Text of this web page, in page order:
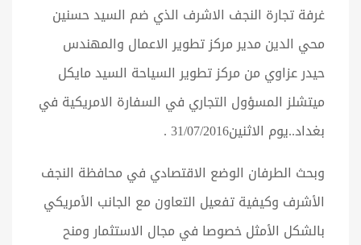
غرفة تجارة النجف الاشرف الذي ضم السيد حسنين
محي الدين مدير مركز تطوير الاعمال والمهندس
حيدر عزاوي من مركز تطوير السياحة السيد مايكل
ميتشلز المسؤول التجاري في السفارة الامريكية في
بغداد..يوم الاثنين31/07/2016 .
وبحث الطرفان الوضع الاقتصادي في محافظة النجف
الأشرف وكيفية تفعيل التعاون مع الجانب الأمريكي
بالشكل الأمثل خصوصا في مجال الاستثمار ومنح